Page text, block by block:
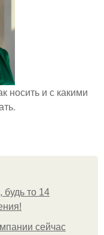
носить и с какими
то 14
сейчас